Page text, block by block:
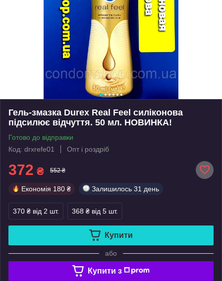
Гель-змазка Durex Real Feel силіконова
підсилює відчуття. 50 мл. НОВИНКА!
Готово до відправки
Код: drxrefe01
Опт і роздріб
372 ₴ 552 ₴
Економія 180 ₴ Залишилось 31 день
370 ₴ від 2 шт. 368 ₴ від 5 шт.
Купити
або
Купити з